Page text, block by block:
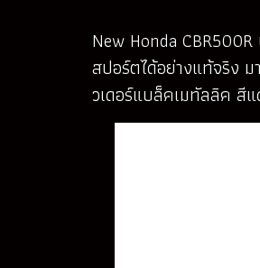
New Honda
สปอร์ตได้อย่างแท้จริง
วเดอร์แบล็คเมทัลลิค สี